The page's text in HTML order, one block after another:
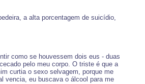
a alta porcentagem de suicídio,
como se houvessem dois eus - duas
pelo meu corpo. O triste é que a
curtia o sexo selvagem, porque me
vencia, eu buscava o álcool para me